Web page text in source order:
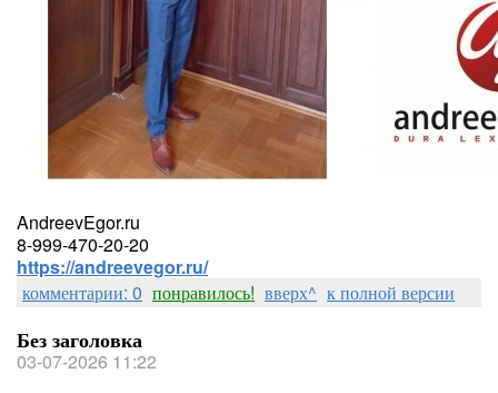
AndreevEgor.ru
8-999-470-20-20
https://andreevegor.ru/
комментарии: 0 понравилось! вверх^ к полной версии
Без заголовка
03-07-2026 11:22